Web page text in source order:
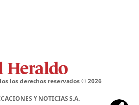
los derechos reservados ©2026
Y NOTICIAS S.A.